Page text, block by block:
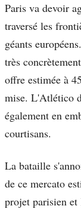
Paris va devoir
traversé les
géants
très
offre estimée à
mise. L'Atlético
également en
courtisans.
La bataille
de ce mercato
projet parisien